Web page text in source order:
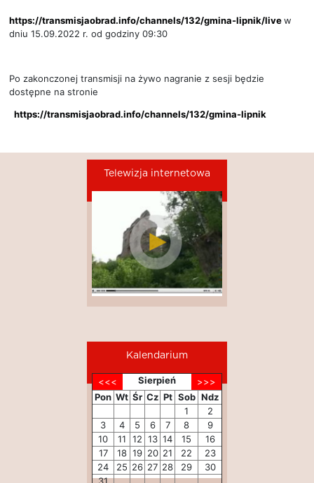
https://transmisjaobrad.info/channels/132/gmina-lipnik/livew
dniu 15.09.2022 r. od godziny 09:30
Po zakonczonej transmisji na żywo nagranie z sesji będzie
dostępne na stronie
https://transmisjaobrad.info/channels/132/gmina-lipnik
Telewizja internetowa
Kalendarium
Sierpień
Pon Wt Śr Cz Pt Sob Ndz
1
2
3
4 5 6 7 8
9
10
11 12 13 14 15
16
17
18 19 20 21 22
23
24
25 26 27 28 29
30